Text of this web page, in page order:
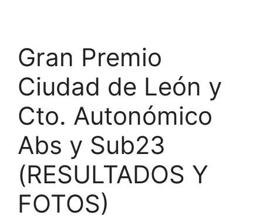
Gran Premio
Ciudad de León y
Cto. Autonómico
Abs y Sub23
(RESULTADOS Y
FOTOS)